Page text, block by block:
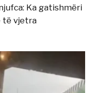
Ka gatishmëri
të vjetra